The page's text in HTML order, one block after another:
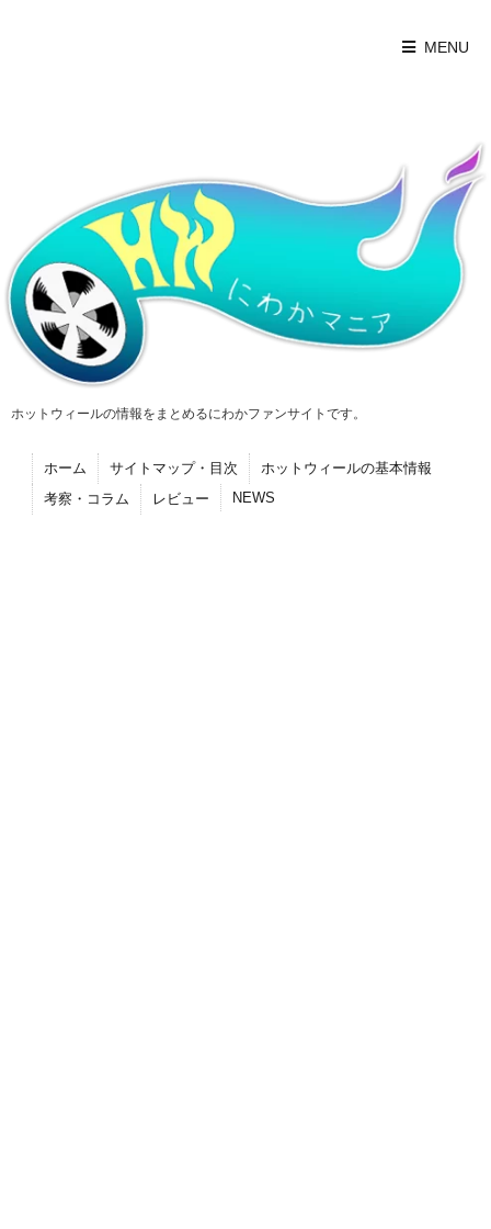
MENU
ホットウィールの情報をまとめるにわかファンサイトです。
ホーム サイトマップ・目次
ホットウィールの基本情報
考察・コラム
レビュー NEWS